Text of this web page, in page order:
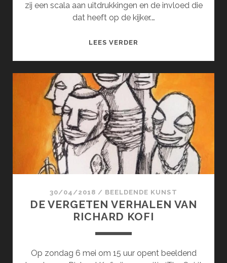
zij een scala aan uitdrukkingen en de invloed die
dat heeft op de kijker.…
LEES VERDER
EN
INGRID
SEWPERSAD
30/04/2018 / BEELDENDE KUNST
DE VERGETEN VERHALEN VAN
RICHARD KOFI
Op zondag 6 mei om 15 uur opent beeldend